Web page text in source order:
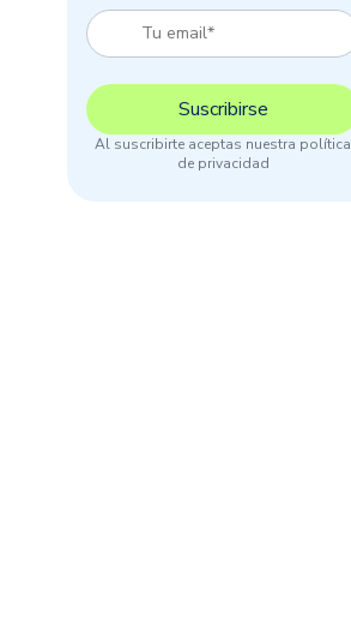
Al suscribirte aceptas nuestra política
de privacidad